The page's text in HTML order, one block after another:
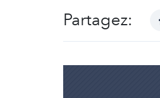
Partagez: